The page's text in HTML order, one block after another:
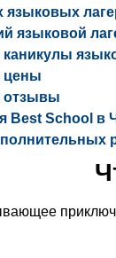
языковых
языковой
цены
отзывы
Best School в